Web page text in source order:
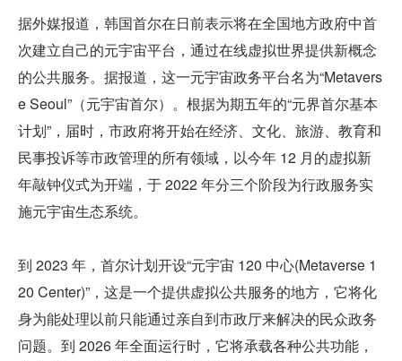
据外媒报道，韩国首尔在日前表示将在全国地方政府中首
次建立自己的元宇宙平台，通过在线虚拟世界提供新概念
的公共服务。据报道，这一元宇宙政务平台名为“Metavers
e Seoul”（元宇宙首尔）。根据为期五年的“元界首尔基本
计划”，届时，市政府将开始在经济、文化、旅游、教育和
民事投诉等市政管理的所有领域，以今年 12 月的虚拟新
年敲钟仪式为开端，于 2022 年分三个阶段为行政服务实
施元宇宙生态系统。
到 2023 年，首尔计划开设“元宇宙 120 中心(Metaverse 1
20 Center)”，这是一个提供虚拟公共服务的地方，它将化
身为能处理以前只能通过亲自到市政厅来解决的民众政务
问题。到 2026 年全面运行时，它将承载各种公共功能，